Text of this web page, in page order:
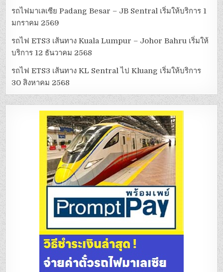
รถไฟมาเลเซีย Padang Besar – JB Sentral เริ่มให้บริการ 1
มกราคม 2569
รถไฟ ETS3 เส้นทาง Kuala Lumpur – Johor Bahru เริ่มให้
บริการ 12 ธันวาคม 2568
รถไฟ ETS3 เส้นทาง KL Sentral ไป Kluang เริ่มให้บริการ
30 สิงหาคม 2568